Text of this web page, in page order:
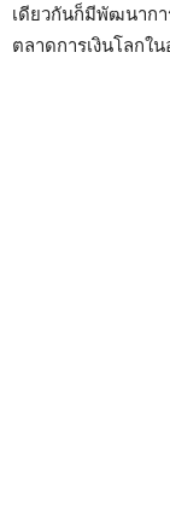
เดียวกันก็มีพัฒนาก
ตลาดการเงินโลกใ